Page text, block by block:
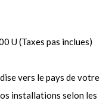
U(Taxes pas inclues)
vers le pays de votre
installations selon les